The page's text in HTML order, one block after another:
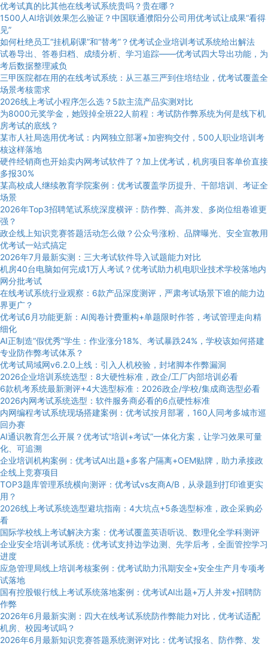
优考试真的比其他在线考试系统贵吗？贵在哪？
1500人AI培训效果怎么验证？中国联通濮阳分公司用优考试让成果“看得
见”
如何杜绝员工“挂机刷课”和“替考”？优考试企业培训考试系统给出解法
试卷导出、答卷归档、成绩分析、学习追踪——优考试四大导出功能，为
考后数据整理减负
三甲医院都在用的在线考试系统：从三基三严到住培结业，优考试覆盖全
场景考核需求
2026线上考试小程序怎么选？5款主流产品实测对比
为8000元奖学金，她毁掉全班22人前程：考试防作弊系统为何是线下机
房考试的底线？
某市人社局选用优考试：内网独立部署+加密狗交付，500人职业培训考
核这样落地
硬件经销商也开始卖内网考试软件了？加上优考试，机房项目客单价直接
多报30%
某高校成人继续教育学院案例：优考试覆盖学历提升、干部培训、考证全
场景
2026年Top3招聘笔试系统深度横评：防作弊、高并发、多岗位组卷谁更
强？
政企线上知识竞赛答题活动怎么做？公众号涨粉、品牌曝光、安全宣教用
优考试一站式搞定
2026年7月最新实测：三大考试软件导入试题能力对比
机房40台电脑如何完成1万人考试？优考试助力机电职业技术学校落地内
网分批考试
在线考试系统行业观察：6款产品深度测评，严肃考试场景下谁的能力边
界更广？
优考试6月功能更新：AI阅卷计费重构+单题限时作答，考试管理走向精
细化
AI正制造“假优秀”学生：作业涨分18%、考试暴跌24%，学校该如何搭建
专业防作弊考试体系？
优考试局域网v6.2.0上线：引入人机校验，封堵脚本作弊漏洞
2026企业培训系统选型：8大硬性标准，政企/工厂内部培训必看
6款机考系统最新测评+4大选型标准：2026政企/学校/集成商选型必看
2026内网考试系统选型：软件服务商必看的6点硬性标准
内网编程考试系统现场搭建案例：优考试按月部署，160人同考多城市巡
回办赛
AI通识教育怎么开展？优考试“培训+考试”一体化方案，让学习效果可量
化、可追溯
企业培训机构案例：优考试AI出题+多客户隔离+OEM贴牌，助力承接政
企线上竞赛项目
TOP3题库管理系统横向测评：优考试vs友商A/B，从录题到打印谁更实
用？
2026线上考试系统选型避坑指南：4大坑点+5条选型标准，政企采购必
看
国际学校线上考试解决方案：优考试覆盖英语听说、数理化全学科测评
企业安全培训考试系统：优考试支持边学边测、先学后考，全面管控学习
进度
应急管理局线上培训考核案例：优考试助力汛期安全+安全生产月专项考
试落地
国有控股银行线上考试系统落地案例：优考试AI出题+万人并发+招聘防
作弊
2026年6月最新实测：四大在线考试系统防作弊能力对比，优考试适配
机房、校园考试吗？
2026年6月最新知识竞赛答题系统测评对比：优考试报名、防作弊、发